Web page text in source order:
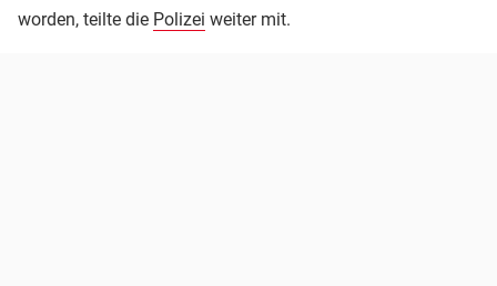
worden, teilte die Polizei weiter mit.